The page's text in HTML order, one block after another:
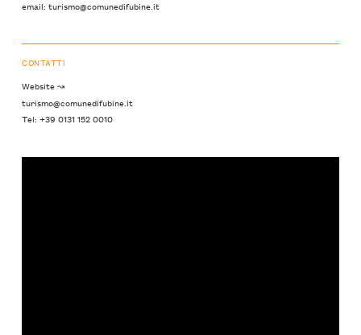
email: turismo@comunedifubine.it
CONTATTI
Website ↝
turismo@comunedifubine.it
Tel: +39 0131 152 0010